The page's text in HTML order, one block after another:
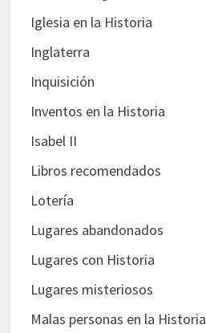
Iglesia en la Historia
Inglaterra
Inquisición
Inventos en la Historia
Isabel II
Libros recomendados
Lotería
Lugares abandonados
Lugares con Historia
Lugares misteriosos
Malas personas en la Historia